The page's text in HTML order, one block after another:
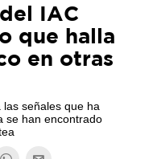
IAC
que halla
en otras
señales que ha
se han encontrado